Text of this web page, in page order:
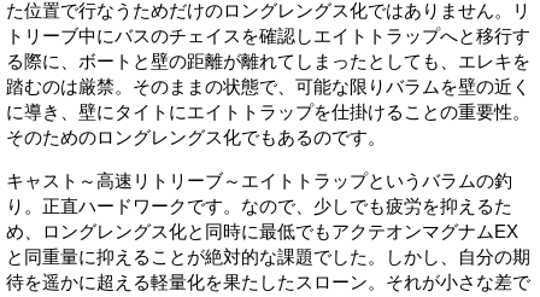
た位置で行なうためだけのロングレングス化ではありません。リ
トリーブ中にバスのチェイスを確認しエイトトラップへと移行す
る際に、ボートと壁の距離が離れてしまったとしても、エレキを
踏むのは厳禁。そのままの状態で、可能な限りバラムを壁の近く
に導き、壁にタイトにエイトトラップを仕掛けることの重要性。
そのためのロングレングス化でもあるのです。
キャスト～高速リトリーブ～エイトトラップというバラムの釣
り。正直ハードワークです。なので、少しでも疲労を抑えるた
め、ロングレングス化と同時に最低でもアクテオンマグナムEX
と同重量に抑えることが絶対的な課題でした。しかし、自分の期
待を遥かに超える軽量化を果たしたスローン。それが小さな差で